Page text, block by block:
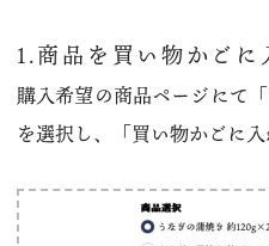
1.商品を買い物かごに
購入希望の商品ページにて
を選択し、「買い物かごに